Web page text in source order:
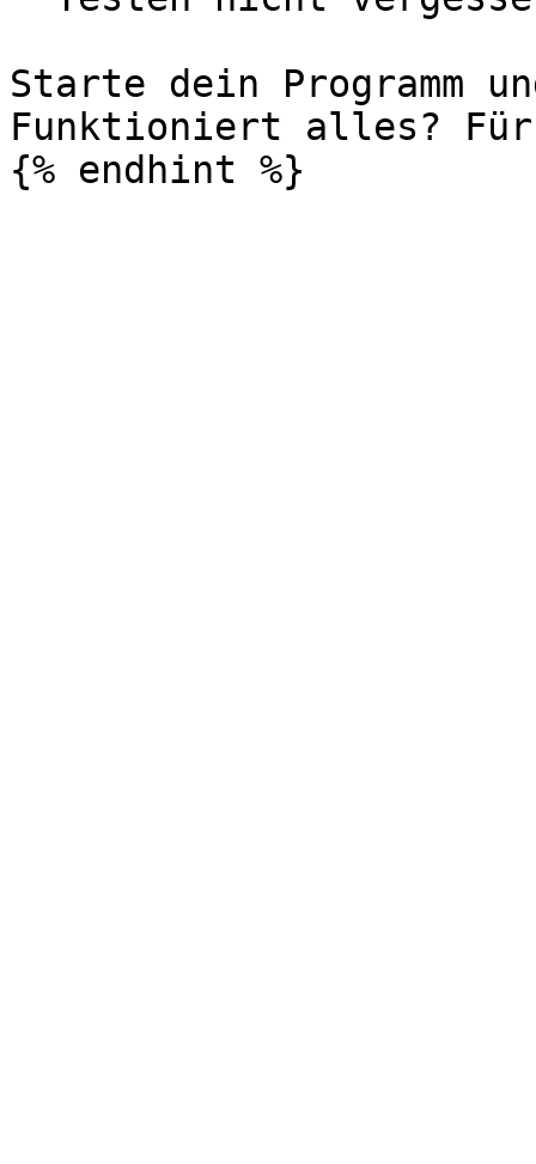
Starte dein Programm
Funktioniert alles? Für